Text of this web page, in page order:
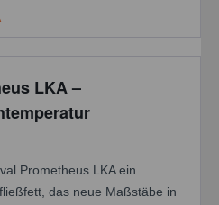
LKA –
Prometheus LKA ein
das neue Maßstäbe in